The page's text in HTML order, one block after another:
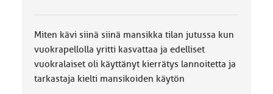
Miten kävi siinä siinä mansikka tilan jutussa kun
vuokrapellolla yritti kasvattaa ja edelliset
vuokralaiset oli käyttänyt kierrätys lannoitetta ja
tarkastaja kielti mansikoiden käytön